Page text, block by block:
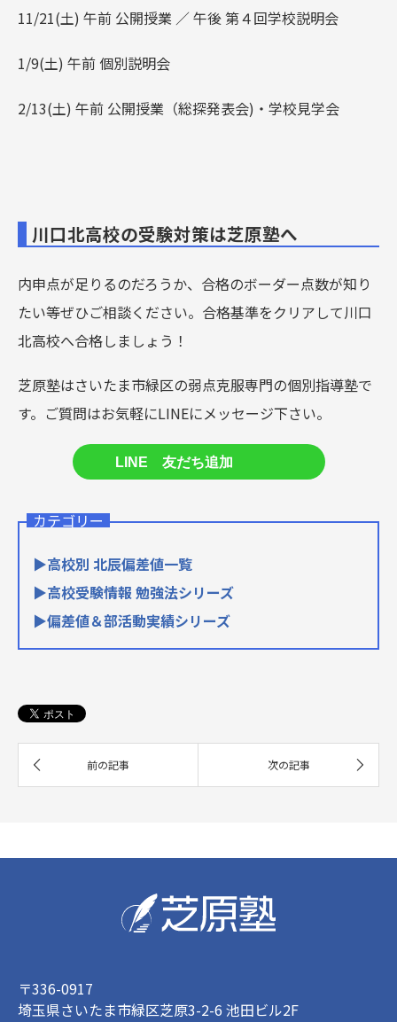
11/21(土) 午前 公開授業 ／ 午後 第４回学校説明会
1/9(土) 午前 個別説明会
2/13(土) 午前 公開授業（総探発表会)・学校見学会
川口北高校の受験対策は芝原塾へ
内申点が足りるのだろうか、合格のボーダー点数が知り
たい等ぜひご相談ください。合格基準をクリアして川口
北高校へ合格しましょう！
芝原塾はさいたま市緑区の弱点克服専門の個別指導塾で
す。ご質問はお気軽にLINEにメッセージ下さい。
LINE 友だち追加
カテゴリー
▶高校別 北辰偏差値一覧
▶高校受験情報 勉強法シリーズ
▶偏差値＆部活動実績シリーズ
〒336-0917
埼玉県さいたま市緑区芝原3-2-6 池田ビル2F